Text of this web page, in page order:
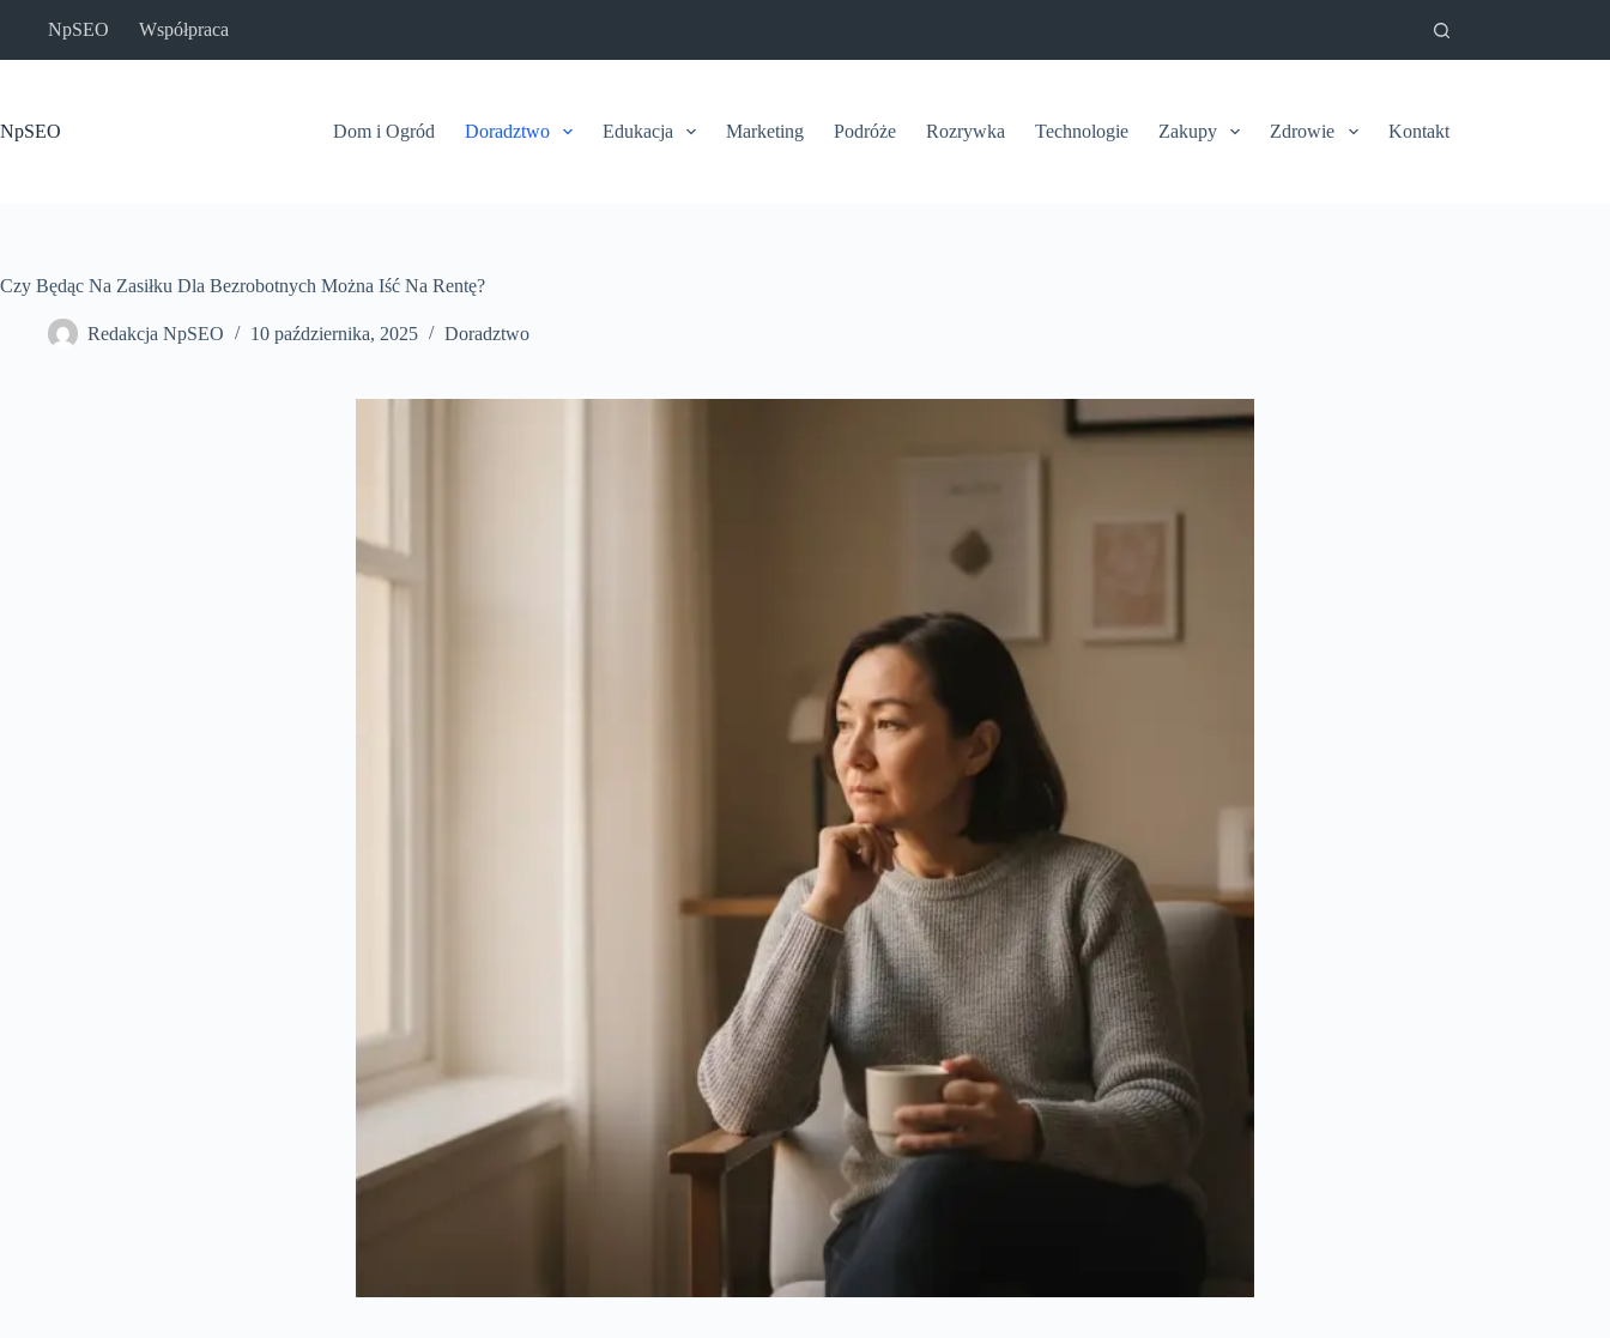
NpSEO Współpraca
NpSEO Dom i Ogród Doradztwo Edukacja Marketing Podróże Rozrywka Technologie Zakupy Zdrowie Kontakt
Czy Będąc Na Zasiłku Dla Bezrobotnych Można Iść Na Rentę?
Redakcja NpSEO 10 października, 2025 Doradztwo